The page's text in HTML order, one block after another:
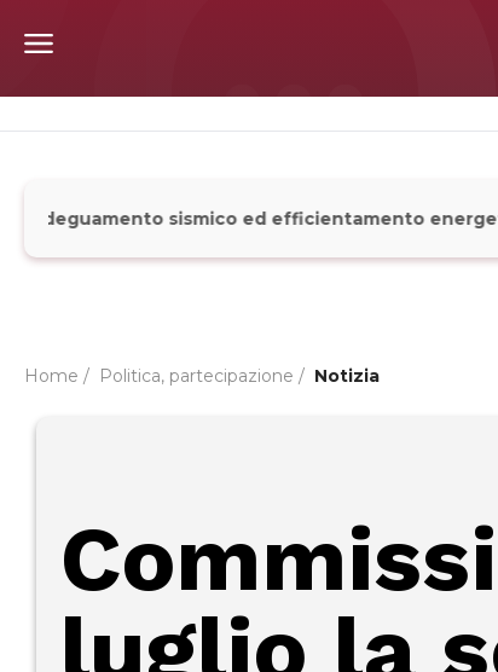
sismico ed efficientamento energetico
Home / Politica, partecipazione / Notizia
luglio la